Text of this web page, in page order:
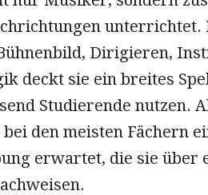
unterrichtet.
Dirigieren,
deckt sie ein breites
Studierende nutzen.
den meisten Fächern
erwartet, die sie über